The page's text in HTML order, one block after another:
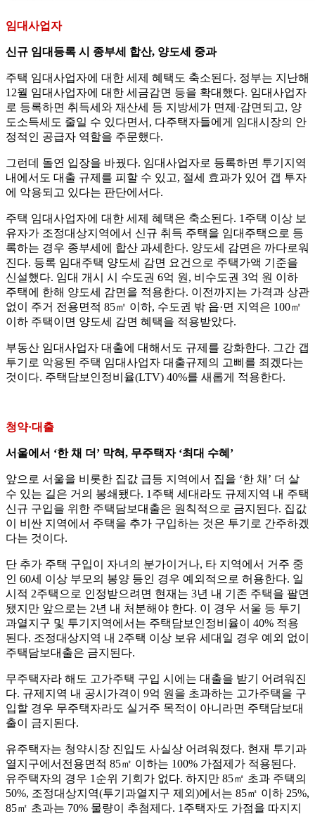
임대사업자
신규 임대등록 시 종부세 합산, 양도세 중과
주택 임대사업자에 대한 세제 혜택도 축소된다. 정부는 지난해
12월 임대사업자에 대한 세금감면 등을 확대했다. 임대사업자
로 등록하면 취득세와 재산세 등 지방세가 면제·감면되고, 양
도소득세도 줄일 수 있다면서, 다주택자들에게 임대시장의 안
정적인 공급자 역할을 주문했다.
그런데 돌연 입장을 바꿨다. 임대사업자로 등록하면 투기지역
내에서도 대출 규제를 피할 수 있고, 절세 효과가 있어 갭 투자
에 악용되고 있다는 판단에서다.
주택 임대사업자에 대한 세제 혜택은 축소된다. 1주택 이상 보
유자가 조정대상지역에서 신규 취득 주택을 임대주택으로 등
록하는 경우 종부세에 합산 과세한다. 양도세 감면은 까다로워
진다. 등록 임대주택 양도세 감면 요건으로 주택가액 기준을
신설했다. 임대 개시 시 수도권 6억 원, 비수도권 3억 원 이하
주택에 한해 양도세 감면을 적용한다. 이전까지는 가격과 상관
없이 주거 전용면적 85㎡ 이하, 수도권 밖 읍·면 지역은 100㎡
이하 주택이면 양도세 감면 혜택을 적용받았다.
부동산 임대사업자 대출에 대해서도 규제를 강화한다. 그간 갭
투기로 악용된 주택 임대사업자 대출규제의 고삐를 죄겠다는
것이다. 주택담보인정비율(LTV) 40%를 새롭게 적용한다.
청약·대출
서울에서 ‘한 채 더’ 막혀, 무주택자 ‘최대 수혜’
앞으로 서울을 비롯한 집값 급등 지역에서 집을 ‘한 채’ 더 살
수 있는 길은 거의 봉쇄됐다. 1주택 세대라도 규제지역 내 주택
신규 구입을 위한 주택담보대출은 원칙적으로 금지된다. 집값
이 비싼 지역에서 주택을 추가 구입하는 것은 투기로 간주하겠
다는 것이다.
단 추가 주택 구입이 자녀의 분가이거나, 타 지역에서 거주 중
인 60세 이상 부모의 봉양 등인 경우 예외적으로 허용한다. 일
시적 2주택으로 인정받으려면 현재는 3년 내 기존 주택을 팔면
됐지만 앞으로는 2년 내 처분해야 한다. 이 경우 서울 등 투기
과열지구 및 투기지역에서는 주택담보인정비율이 40% 적용
된다. 조정대상지역 내 2주택 이상 보유 세대일 경우 예외 없이
주택담보대출은 금지된다.
무주택자라 해도 고가주택 구입 시에는 대출을 받기 어려워진
다. 규제지역 내 공시가격이 9억 원을 초과하는 고가주택을 구
입할 경우 무주택자라도 실거주 목적이 아니라면 주택담보대
출이 금지된다.
유주택자는 청약시장 진입도 사실상 어려워졌다. 현재 투기과
열지구에서전용면적 85㎡ 이하는 100% 가점제가 적용된다.
유주택자의 경우 1순위 기회가 없다. 하지만 85㎡ 초과 주택의
50%, 조정대상지역(투기과열지구 제외)에서는 85㎡ 이하 25%,
85㎡ 초과는 70% 물량이 추첨제다. 1주택자도 가점을 따지지